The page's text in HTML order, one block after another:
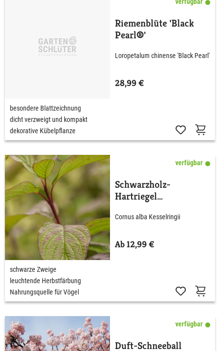
Riemenblüte 'Black
Pearl®'
Loropetalum chinense 'Black Pearl'
28,99 €
besondere Blattzeichnung
dicht verzweigt und kompakt
dekorative Kübelpflanze
verfügbar
Schwarzholz-
Hartriegel
Cornus alba Kesselringii
Ab 12,99 €
schwarze Zweige
leuchtende Herbstfärbung
Nahrungsquelle für Vögel
verfügbar
Duft-Schneeball